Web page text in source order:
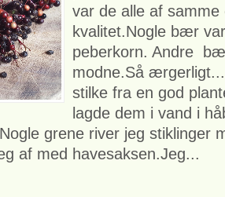
var de alle af samme
kvalitet.Nogle bær
peberkorn. Andre
modne.Så
stilke fra en god
lagde dem i vand i
grene river jeg stiklinger
af med havesaksen.Jeg...